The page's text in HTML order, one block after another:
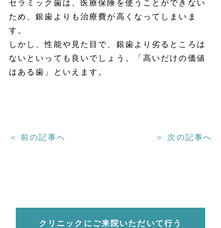
セラミック歯は、医療保険を使うことができない
ため、銀歯よりも治療費が高くなってしまいま
す。
しかし、性能や見た目で、銀歯より劣るところは
ないといっても良いでしょう。「高いだけの価値
はある歯」といえます。
＜ 前の記事へ ＞ 次の記事へ
クリニックにご来院いただいて行う